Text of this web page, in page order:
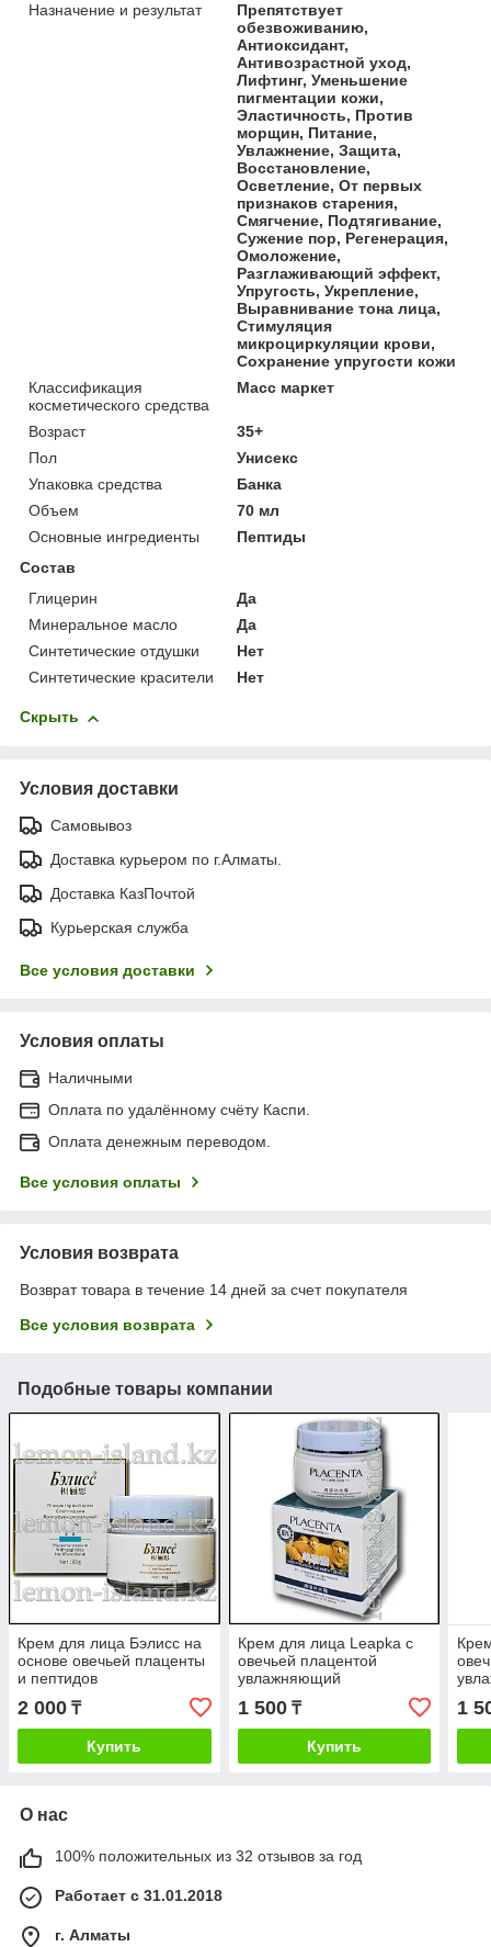
Назначение и результат
Препятствует
обезвоживанию,
Антиоксидант,
Антивозрастной уход,
Лифтинг, Уменьшение
пигментации кожи,
Эластичность, Против
морщин, Питание,
Увлажнение, Защита,
Восстановление,
Осветление, От первых
признаков старения,
Смягчение, Подтягивание,
Сужение пор, Регенерация,
Омоложение,
Разглаживающий эффект,
Упругость, Укрепление,
Выравнивание тона лица,
Стимуляция
микроциркуляции крови,
Сохранение упругости кожи
Классификация
косметического средства
Масс маркет
Возраст
35+
Пол
Унисекс
Упаковка средства
Банка
Объем
70 мл
Основные ингредиенты
Пептиды
Состав
Глицерин
Да
Минеральное масло
Да
Синтетические отдушки
Нет
Синтетические красители
Нет
Скрыть
Условия доставки
Самовывоз
Доставка курьером по г.Алматы.
Доставка КазПочтой
Курьерская служба
Все условия доставки
Условия оплаты
Наличными
Оплата по удалённому счёту Каспи.
Оплата денежным переводом.
Все условия оплаты
Условия возврата
Возврат товара в течение 14 дней за счет покупателя
Все условия возврата
Подобные товары компании
Крем для лица Бэлисс на
основе овечьей плаценты
и пептидов
2 000 ₸
Купить
Крем для лица Leapka с
овечьей плацентой
увлажняющий
1 500₸
Купить
1
О нас
100% положительных из 32 отзывов за год
Работает с 31.01.2018
г. Алматы